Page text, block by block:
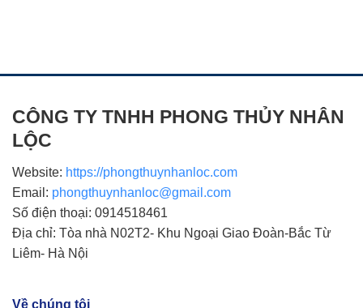
CÔNG TY TNHH PHONG THỦY NHÂN
LỘC
Website: https://phongthuynhanloc.com
Email: phongthuynhanloc@gmail.com
Số điện thoại: 0914518461
Địa chỉ: Tòa nhà N02T2- Khu Ngoại Giao Đoàn-Bắc Từ
Liêm- Hà Nội
Về chúng tôi